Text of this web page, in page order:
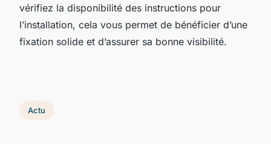
vérifiez la disponibilité des instructions pour
l’installation, cela vous permet de bénéficier d’une
fixation solide et d’assurer sa bonne visibilité.
Actu